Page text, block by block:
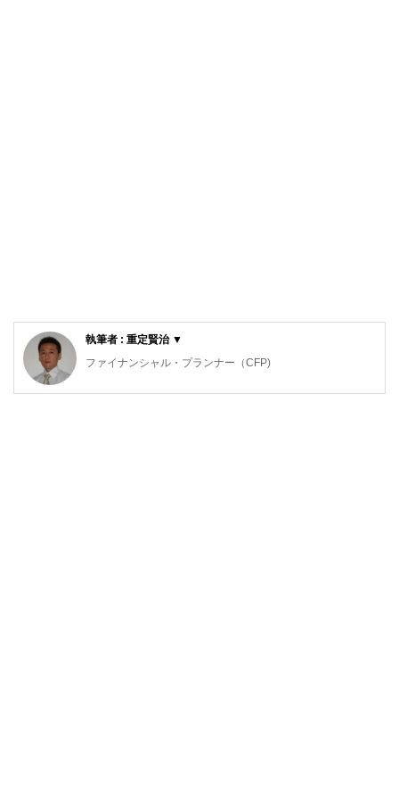
執筆者 : 重定賢治 ▼
ファイナンシャル・プランナー（CFP)
明治大学法学部法律学科を卒業後、金融機関にて資産運用業